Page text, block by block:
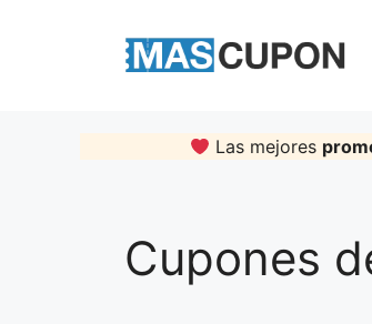
Las mejores
Cupones